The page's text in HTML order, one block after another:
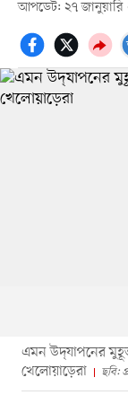
আপডেট: ২৭
এমন উদ্‌যাপনের
খেলোয়াড়েরা
ছবি: